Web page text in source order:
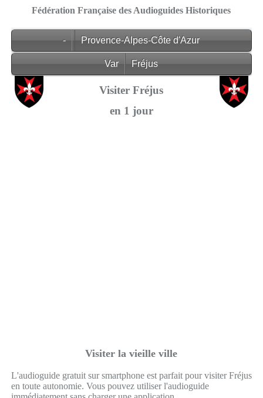
Fédération Française des Audioguides Historiques
- Provence-Alpes-Côte d'Azur
Var Fréjus
Visiter Fréjus
en 1 jour
Visiter la vieille ville
L'audioguide gratuit sur smartphone est parfait pour visiter Fréjus
en toute autonomie. Vous pouvez utiliser l'audioguide